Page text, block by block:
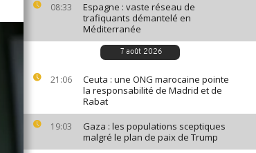
08:33
Espagne : vaste réseau de
trafiquants démantelé en
Méditerranée
7 août 2026
21:06
Ceuta : une ONG marocaine pointe
la responsabilité de Madrid et de
Rabat
19:03
Gaza : les populations sceptiques
malgré le plan de paix de Trump